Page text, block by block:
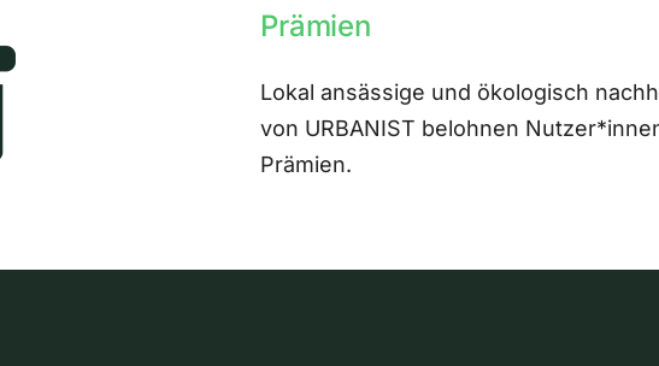
Prämien
Lokal ansässige und ökologisch
von URBANIST belohnen
Prämien.